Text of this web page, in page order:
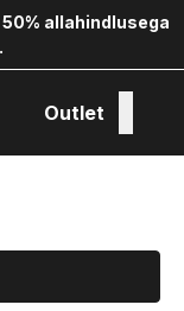
allahindlusega
Outlet